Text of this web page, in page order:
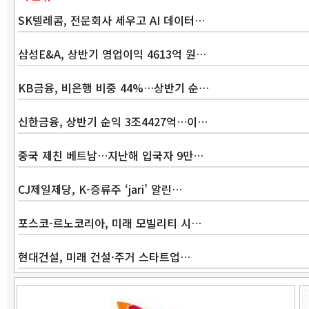
SK텔레콤, 전문회사 세우고 AI 데이터…
삼성E&A, 상반기 영업이익 4613억 원…
KB금융, 비은행 비중 44%…상반기 순…
신한금융, 상반기 순익 3조4427억…이…
중국 제친 베트남…지난해 입국자 9만…
CJ제일제당, K-증류주 ‘jari’ 알린…
포스코-르노코리아, 미래 모빌리티 시…
현대건설, 미래 건설·주거 스타트업…